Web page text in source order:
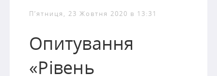
П’ятниця, 23 Жовтня 2020 в 13:31
Опитування
«Рівень